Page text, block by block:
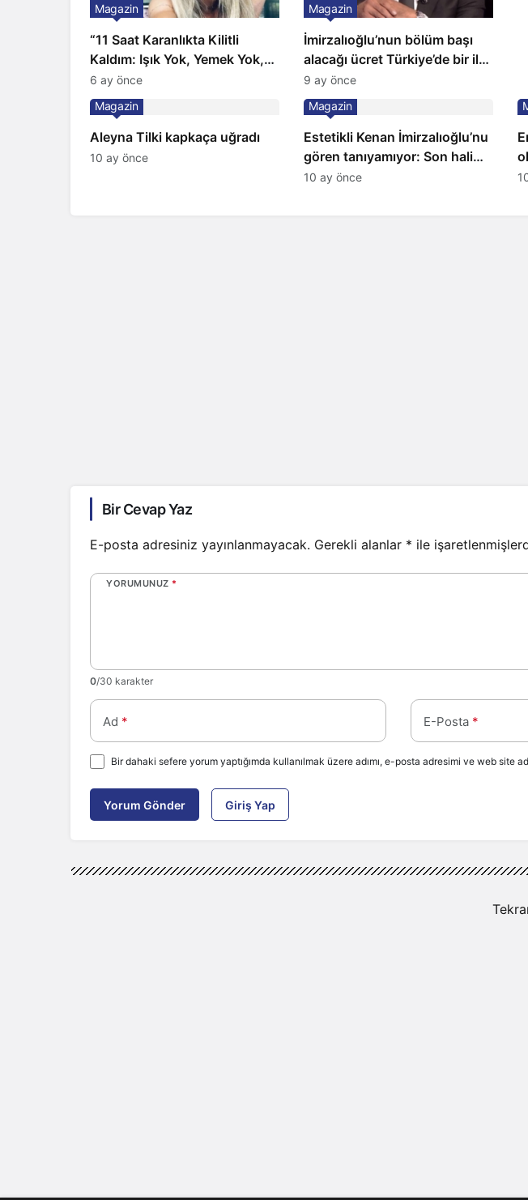
“11 Saat Karanlıkta Kilitli
Kaldım: Işık Yok, Yemek Yok,
Tuvalet Yok!” Çağla Şikel’den
Şok İtiraf
Magazin
6 ay önce
İmirzalıoğlu’nun bölüm başı
alacağı ücret Türkiye’de bir ilk:
Gözünü 2 ilçeye dikti!
Magazin
9 ay önce
Aleyna Tilki kapkaça uğradı
Magazin
10 ay önce
Estetikli Kenan İmirzalıoğlu’nu
gören tanıyamıyor: Son hali
şaşırttı
Magazin
10 ay önce
Bir Cevap Yaz
E-posta adresiniz yayınlanmayacak. Gerekli alanlar * ile
YORUMUNUZ *
0/30 karakter
Ad * E-Posta *
Bir dahaki sefere yorum yaptığımda kullanılmak üzere adımı, e-posta adresimi ve web site
Yorum Gönder Giriş Yap